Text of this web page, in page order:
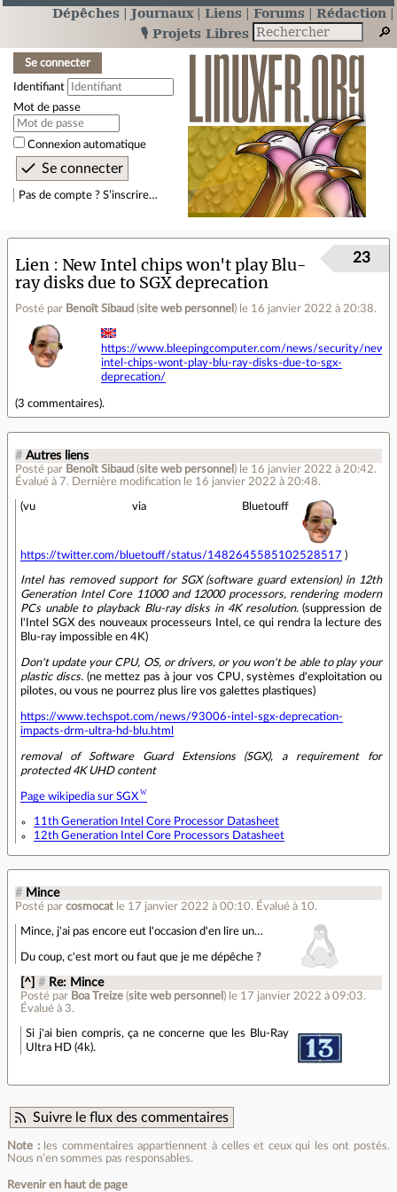
Dépêches Journaux Liens Forums
Rédaction
🎙️ Projets Libres
Se connecter
Identifiant
Mot de passe
Connexion automatique
Pas de compte ? S’inscrire…
Lien
New Intel chips won't play Blu-
ray disks due to SGX deprecation
Posté par Benoît Sibaud (site web personnel ) le 16 janvier 2022 à 20:38.
23
https://www.bleepingcomputer.com/news/security/new-
intel-chips-wont-play-blu-ray-disks-due-to-sgx-
deprecation/
(3 commentaires).
# Autres liens
Posté par Benoît Sibaud (site web personnel ) le 16 janvier 2022 à 20:42.
Évalué à 7. Dernière modification le 16 janvier 2022 à 20:48.
(vu via Bluetouff
https://twitter.com/bluetouff/status/1482645585102528517 )
Intel has removed support for SGX (software guard extension) in 12th
Generation Intel Core 11000 and 12000 processors, rendering modern
PCs unable to playback Blu-ray disks in 4K resolution.(suppression de
l'Intel SGX des nouveaux processeurs Intel, ce qui rendra la lecture des
Blu-ray impossible en 4K)
Don't update your CPU, OS, or drivers, or you won't be able to play your
plastic discs.(ne mettez pas à jour vos CPU, systèmes d'exploitation ou
pilotes, ou vous ne pourrez plus lire vos galettes plastiques)
https://www.techspot.com/news/93006-intel-sgx-deprecation-
impacts-drm-ultra-hd-blu.html
removal of Software Guard Extensions (SGX), a requirement for
protected 4K UHD content
Page wikipedia sur SGX
11th Generation Intel Core Processor Datasheet
12th Generation Intel Core Processors Datasheet
# Mince
Posté par cosmocat le 17 janvier 2022 à 00:10. Évalué à 10.
Mince, j'ai pas encore eut l'occasion d'en lire un…
Du coup, c'est mort ou faut que je me dépêche ?
[^] # Re: Mince
Posté par Boa Treize (site web personnel ) le 17 janvier 2022 à 09:03.
Évalué à 3.
Si j'ai bien compris, ça ne concerne que les Blu-Ray
Ultra HD (4k).
Suivre le flux des commentaires
Note :les commentaires appartiennent à celles et ceux qui les ont postés.
Nous n’en sommes pas responsables.
Revenir en haut de page